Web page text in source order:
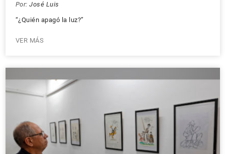
Por: José Luis
“¿Quién apagó la luz?”
VER MÁS